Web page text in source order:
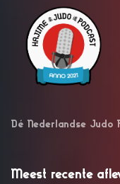
Dé Nederlandse Judo
Meest recente